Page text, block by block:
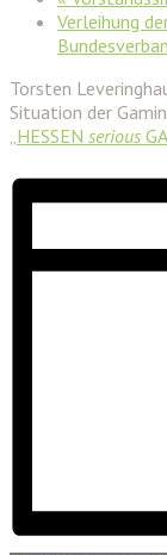
Verleihung
Torsten
Situation der
HESSEN serious